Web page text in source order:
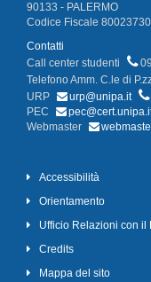
90133 - PALERMO
Codice Fiscale
Contatti
Call center studenti
Telefono Amm. C.le di
URP
urp@unipa.it
PEC
Webmaster
Accessibilità
Orientamento
Ufficio Relazioni con il
Credits
Mappa del sito